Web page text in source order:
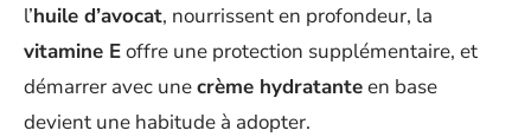
l’huile d’avocat, nourrissent en profondeur, la
vitamine Eoffre une protection supplémentaire, et
démarrer avec unecrème hydratanteen base
devient une habitude à adopter.